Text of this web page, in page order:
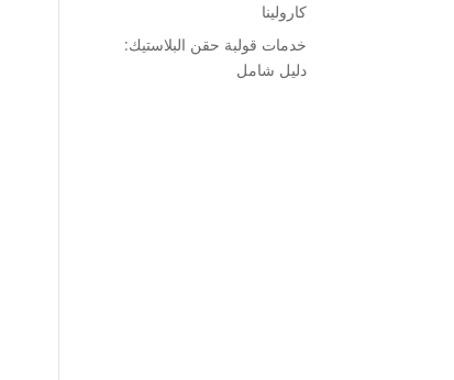
كارولينا
خدمات قولبة حقن البلاستيك:
دليل شامل